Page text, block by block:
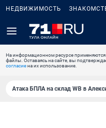
НЕДВИЖИМОСТЬ
На информационном ресурсе применяются
файлы. Оставаясь на сайте, вы
согласиена их использование.
Атака БПЛА на склад WB в